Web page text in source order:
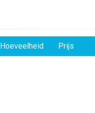
Hoeveelheid Prijs